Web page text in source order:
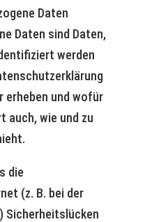
Daten
Daten sind Daten,
werden
erheben und wofür
auch, wie und zu
die
(z. B. bei der
Sicherheitslücken